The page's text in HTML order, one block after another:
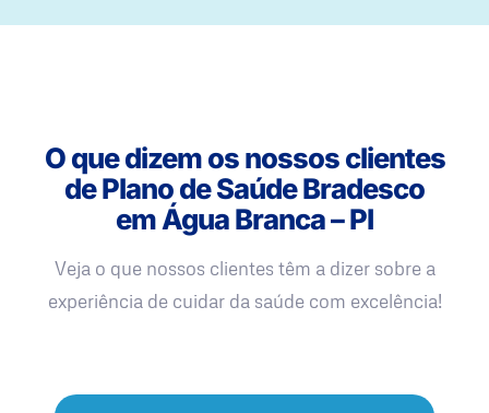
O que dizem os nossos clientes
de Plano de Saúde Bradesco
em Água Branca – PI
Veja o que nossos clientes têm a dizer sobre a
experiência de cuidar da saúde com excelência!